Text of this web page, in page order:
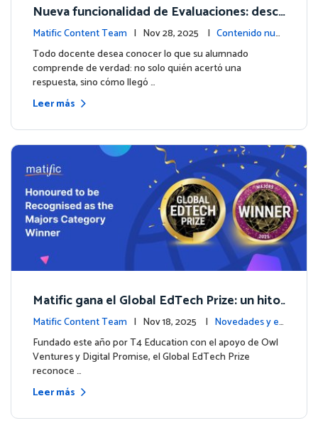
Nueva funcionalidad de Evaluaciones: descu
bre lo que tus estudiantes realmente saben
Matific Content Team | Nov 28, 2025 | Contenido nue
vo
Todo docente desea conocer lo que su alumnado
comprende de verdad: no solo quién acertó una
respuesta, sino cómo llegó …
Leer más
Matific gana el Global EdTech Prize: un hito
para la educación digital en matemáticas
Matific Content Team | Nov 18, 2025 | Novedades y ev
entos
Fundado este año por T4 Education con el apoyo de Owl
Ventures y Digital Promise, el Global EdTech Prize
reconoce …
Leer más